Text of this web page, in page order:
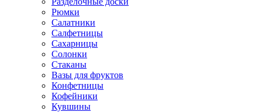
Рюмки
Салатники
Салфетницы
Сахарницы
Солонки
Стаканы
Вазы для фруктов
Конфетницы
Кофейники
Кувшины